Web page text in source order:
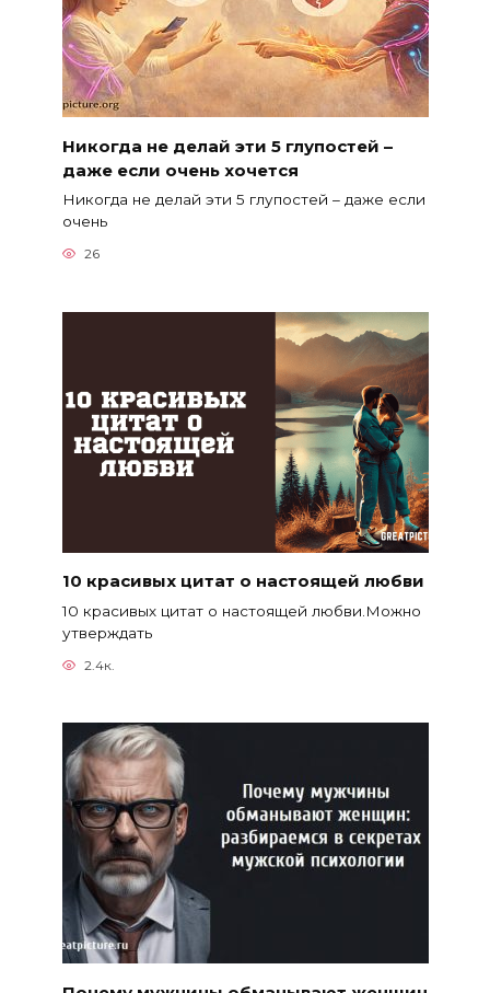
Никогда не делай эти 5 глупостей –
даже если очень хочется
Никогда не делай эти 5 глупостей – даже если
очень
26
10 красивых цитат о настоящей любви
10 красивых цитат о настоящей любви.Можно
утверждать
2.4к.